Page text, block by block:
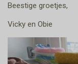
Beestige groetjes,
Vicky en Obie